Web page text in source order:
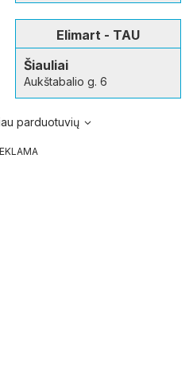
Elimart - TAU
Šiauliai
Aukštabalio g. 6
parduotuvių